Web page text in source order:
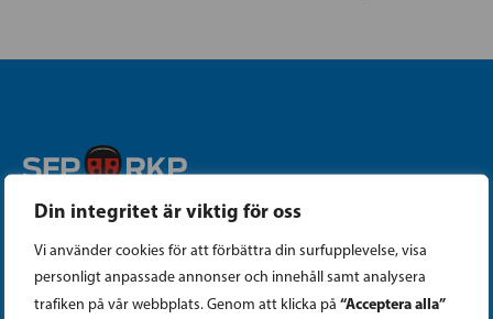
Din integritet är viktig för oss
Vi använder cookies för att förbättra din surfupplevelse, visa
personligt anpassade annonser och innehåll samt analysera
trafiken på vår webbplats. Genom att klicka på “Acceptera alla”
Instagram
Facebook